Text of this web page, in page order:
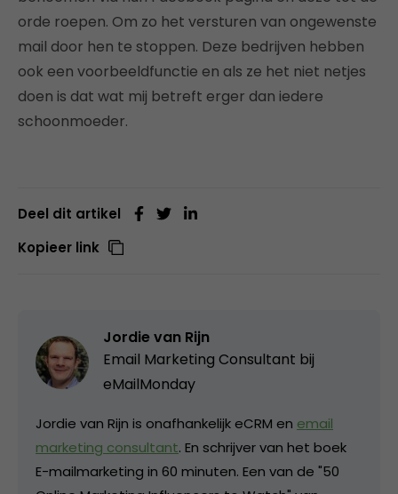
orde roepen. Om zo het versturen van ongewenste
mail door hen te stoppen. Deze bedrijven hebben
ook een voorbeeldfunctie en als ze het niet netjes
doen is dat wat mij betreft erger dan iedere
schoonmoeder.
Deel dit artikel
Kopieer link
Jordie van Rijn
Email Marketing Consultant bij
eMailMonday
Jordie van Rijn is onafhankelijk eCRM en email
marketing consultant. En schrijver van het boek
E-mailmarketing in 60 minuten. Een van de "50